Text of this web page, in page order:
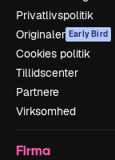
Privatlivspolitik
Originaler Early Bird
Cookies politik
Tillidscenter
Partnere
Virksomhed
Firma